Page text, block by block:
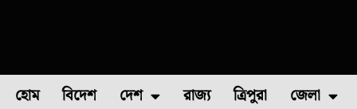
হোম বিদেশ দেশ রাজ্য ত্রিপুরা জেলা